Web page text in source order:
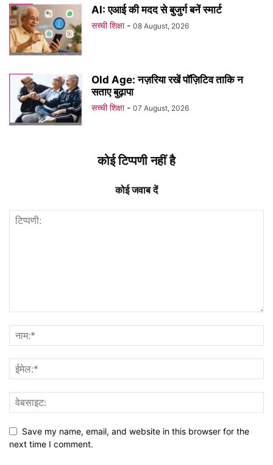
AI: एआई की मदद से बुजुर्ग बनें स्मार्ट
सच्ची शिक्षा - 08 August, 2026
Old Age: नज़रिया रखें पॉज़िटिव ताकि न
सताए बुढ़ापा
सच्ची शिक्षा - 07 August, 2026
कोई टिप्पणी नहीं है
कोई जवाब दें
Save my name, email, and website in this browser for the
next time I comment.